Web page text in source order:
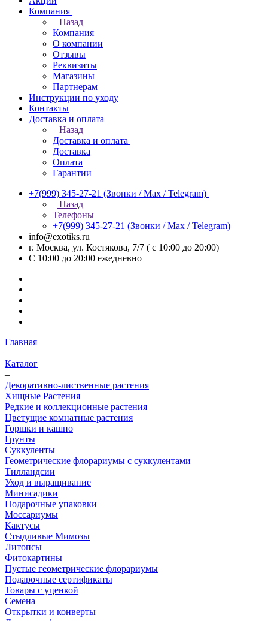
Компания
Назад
Компания
О компании
Отзывы
Реквизиты
Магазины
Партнерам
Инструкции по уходу
Контакты
Доставка и оплата
Назад
Доставка и оплата
Доставка
Оплата
Гарантии
+7(999) 345-27-21 (Звонки / Max / Telegram)
Назад
Телефоны
+7(999) 345-27-21 (Звонки / Max / Telegram)
info@exotiks.ru
г. Москва, ул. Костякова, 7/7 ( с 10:00 до 20:00)
С 10:00 до 20:00 ежедневно
Главная
–
Каталог
–
Декоративно-лиственные растения
Хищные Растения
Редкие и коллекционные растения
Цветущие комнатные растения
Горшки и кашпо
Грунты
Суккуленты
Геометрические флорариумы с суккулентами
Тилландсии
Уход и выращивание
Минисадики
Подарочные упаковки
Моссариумы
Кактусы
Стыдливые Мимозы
Литопсы
Фитокартины
Пустые геометрические флорариумы
Подарочные сертификаты
Товары с уценкой
Семена
Открытки и конверты